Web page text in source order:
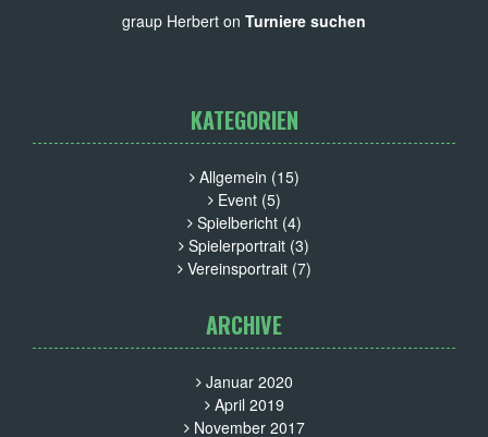
graup Herbert on Turniere suchen
KATEGORIEN
Allgemein (15)
Event(5)
Spielbericht(4)
Spielerportrait (3)
Vereinsportrait(7)
ARCHIVE
Januar 2020
April 2019
November 2017